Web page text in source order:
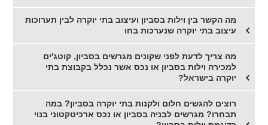
מה הקשר בין וילות בסביון ועיצוב בתי יוקרה לבין תערוכות
עיצוב בתי יוקרה שנערכות בחו
מה צריך לדעת לפני שקונים מגרשים בסביון, קוטג'ים
למכירה וילות בסביון או נכס אשר נכלל בקבוצת בתי
יוקרה בישראל?
רוצים להגשים חלום ולקנות בתי יוקרה בסביון? במה
תבחרו? מגרשים לבניה בסביון או נכס ארכיטקטוני בנוי